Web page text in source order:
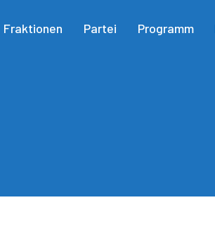
Fraktionen Partei Programm